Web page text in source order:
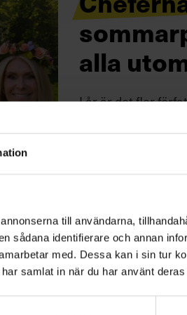
till användarna,
sådana identifierare och annan
med. Dessa kan i sin tur
samlat in när du har använt deras
alla
I år är det fler
men de chefer
världar. Och alla